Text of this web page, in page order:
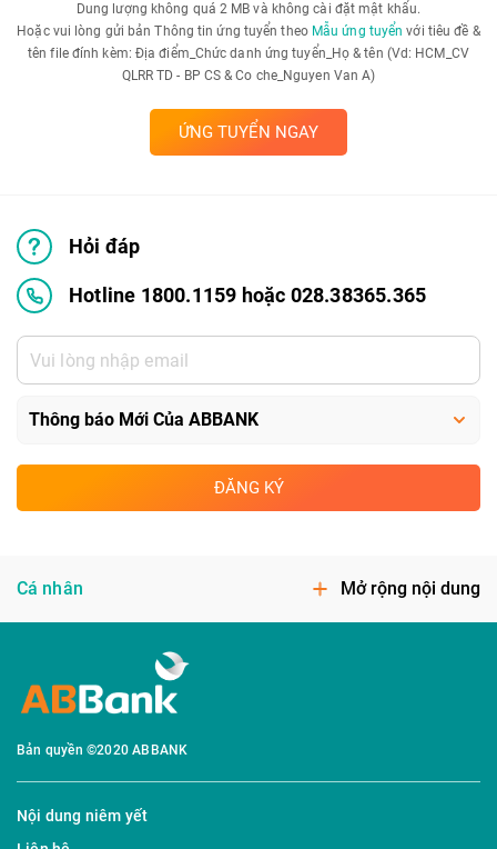
Dung lượng không quá 2 MB và không cài đặt mật khẩu.
Hoặc vui lòng gửi bản Thông tin ứng tuyển theo Mẫu ứng tuyển với tiêu đề &
tên file đính kèm: Địa điểm_Chức danh ứng tuyển_Họ & tên (Vd: HCM_CV
QLRR TD - BP CS & Co che_Nguyen Van A)
ỨNG TUYỂN NGAY
Hỏi đáp
Hotline 1800.1159 hoặc 028.38365.365
ĐĂNG KÝ
Cá nhân Mở rộng nội dung
Bản quyền ©2020 ABBANK
Nội dung niêm yết